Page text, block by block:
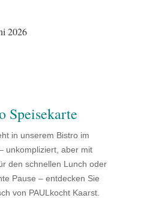
2026
Speisekarte
in unserem Bistro im
unkompliziert, aber mit
den schnellen Lunch oder
Pause – entdecken Sie
von PAULkocht Kaarst.